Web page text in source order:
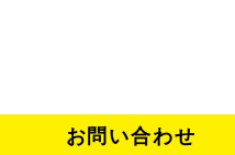
お問い合わせ